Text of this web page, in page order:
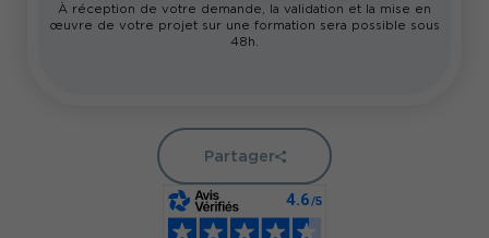
À réception de votre demande, la validation et la mise en
œuvre de votre projet sur une formation sera possible sous
48h.
Partager